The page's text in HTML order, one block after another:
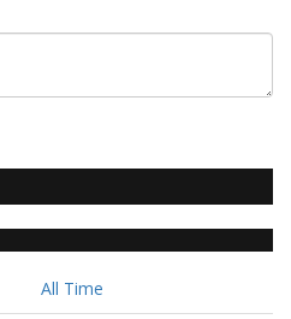
All Time